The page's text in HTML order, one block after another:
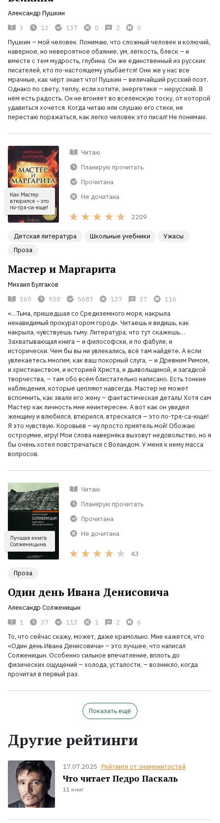
Александр Пушкин
3
13 137 0 2
0
Пушкин – мой человек. Понимаю, что сложный человек и колючий,
наверное, но невероятное обаяние, ум, лёгкость, блеск – и
вместе с тем мудрость, глубина. Он же единственный из русских
писателей, кто по-настоящему улыбается! Они же у нас все
мрачные, как чёрт знает что! Пушкин – величайший русский поэт.
Однако по свету, теплу, если хотите, энергетике – нерусский. В
нём есть радость. Он не вгоняет во вселенскую тоску, от которой
удавиться хочется. Когда читаю или слушаю его стихи, не
перестаю поражаться, как легко человек это писал! Не понимаю.
Как Мастер
втюрился – это
по-тря-са-юще!
Читаю
Планирую прочитать
Прочитана
Не дочитана
2209
Детская литература Школьные учебники
Ужасы
Проза
Мастер и Маргарита
Михаил Булгаков
365
938 5687 137 37
116
«…Тьма, пришедшая со Средиземного моря, накрыла
ненавидимый прокуратором город». Читаешь и видишь, как
накрыла, чувствуешь тьму. Литература, что тут скажешь…
Захватывающая книга – и философски, и по фабуле, и
исторически. Чем бы вы ни увлекались, всё там найдёте. А если
увлекаетесь многим, как ваш покорный слуга, – и Древним Римом,
и христианством, и историей Христа, и дьявольщиной, и загадкой
творчества, – там обо всём блистательно написано. Есть тонкие
наблюдения, которые цепляют навсегда. Мастер не может
вспомнить, как звали его жену – фантастическая деталь! Хотя сам
Мастер как личность мне неинтересен. А вот как он увидел
женщину и влюбился, втюрился, втрескался – это по-тря-са-юще!
Я это чувствую. Коровьев – ну просто приятель мой! Обожаю
остроумие, игру! Мои слова наверняка вызовут недовольство, но я
бы очень хотел повстречаться с Воландом. У меня к нему масса
вопросов.
Лучшая книга
Солженицына
Читаю
Планирую прочитать
Прочитана
Не дочитана
43
Проза
Один день Ивана Денисовича
Александр Солженицын
1
37 113 1 2
6
То, что сейчас скажу, может, даже крамольно. Мне кажется, что
«Один день Ивана Денисовича» – это лучшее, что написал
Солженицын. Особенно сильное впечатление, вплоть до
физических ощущений – холода, усталости, – возникло, когда
прочитал в первый раз.
Показать ещё
Другие рейтинги
17.07.2025 Рейтинги от знаменитостей
Что читает Педро Паскаль
11 книг